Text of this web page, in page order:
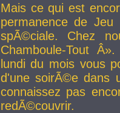
Mais ce qui est
permanence de
spÃ©ciale. Chez
Chamboule-Tout
lundi du mois vous
d'une soirÃ©e dans
connaissez pas
redÃ©couvrir.